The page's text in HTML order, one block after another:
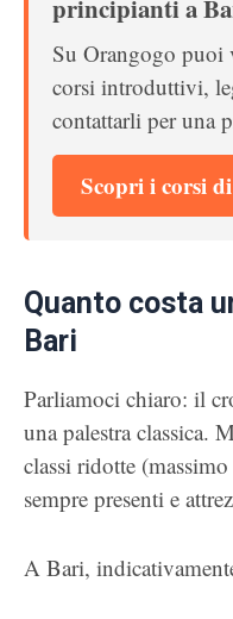
principianti a
Su Orangogo puoi
corsi introduttivi,
contattarli per una
Scopri i corsi
Quanto costa
Bari
Parliamoci chiaro: il
una palestra classica.
classi ridotte
sempre presenti e
A Bari,